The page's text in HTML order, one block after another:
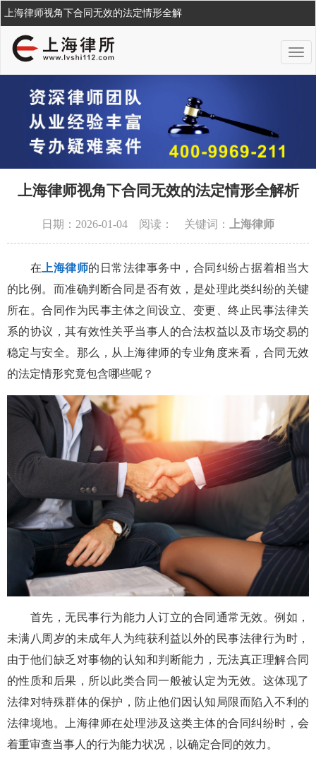
上海律师视角下合同无效的法定情形全解
上海律师视角下合同无效的法定情形全解析
日期：2026-01-04 阅读： 关键词： 上海律师
在 上海律师的日常法律事务中，合同纠纷占据着相当大
的比例。而准确判断合同是否有效，是处理此类纠纷的关键
所在。合同作为民事主体之间设立、变更、终止民事法律关
系的协议，其有效性关乎当事人的合法权益以及市场交易的
稳定与安全。那么，从上海律师的专业角度来看，合同无效
的法定情形究竟包含哪些呢？
首先，无民事行为能力人订立的合同通常无效。例如，
未满八周岁的未成年人为纯获利益以外的民事法律行为时，
由于他们缺乏对事物的认知和判断能力，无法真正理解合同
的性质和后果，所以此类合同一般被认定为无效。这体现了
法律对特殊群体的保护，防止他们因认知局限而陷入不利的
法律境地。上海律师在处理涉及这类主体的合同纠纷时，会
着重审查当事人的行为能力状况，以确定合同的效力。